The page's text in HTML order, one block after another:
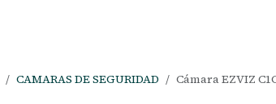
CAMARAS DE SEGURIDAD Cámara EZVIZ